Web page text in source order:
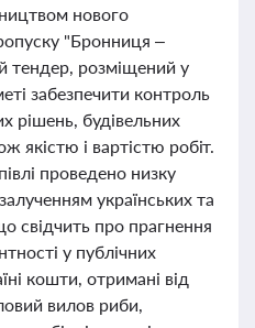
нового
"Бронниця –
тендер, розміщений у
забезпечити контроль
рішень, будівельних
якістю і вартістю робіт.
проведено низку
українських та
свідчить про прагнення
у публічних
кошти, отримані від
вилов риби,